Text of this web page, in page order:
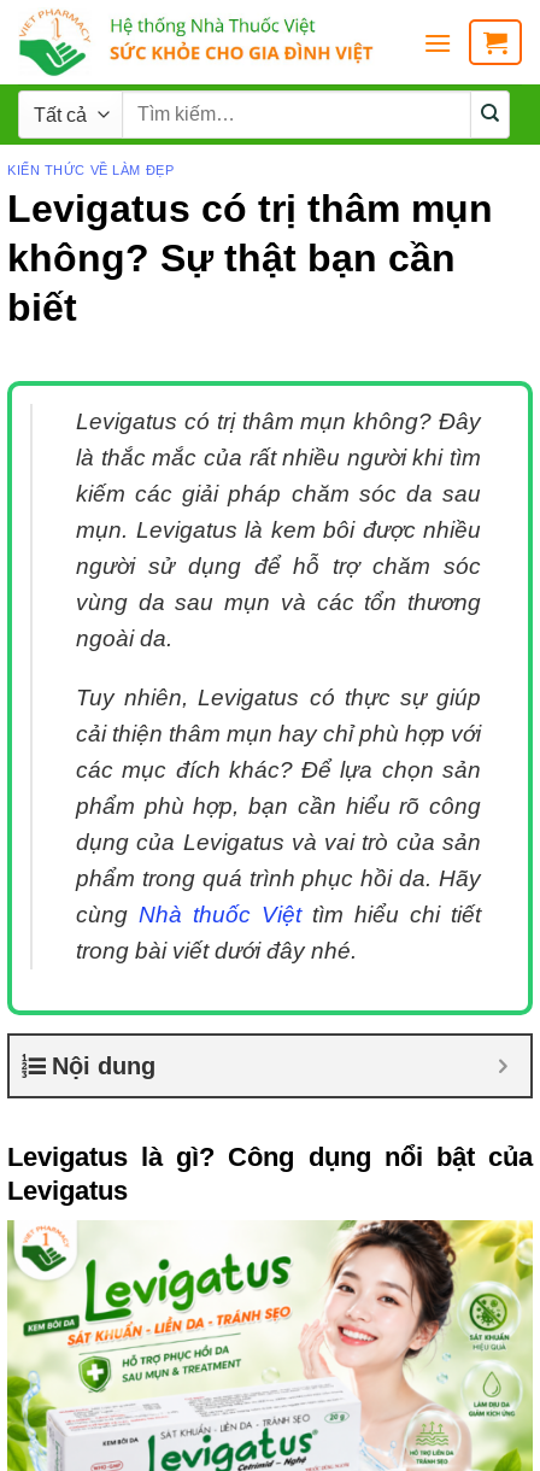
KIẾN THỨC VỀ LÀM ĐẸP
Levigatus có trị thâm mụn
không? Sự thật bạn cần
biết
Levigatus có trị thâm mụn không? Đây
là thắc mắc của rất nhiều người khi tìm
kiếm các giải pháp chăm sóc da sau
mụn. Levigatus là kem bôi được nhiều
người sử dụng để hỗ trợ chăm sóc
vùng da sau mụn và các tổn thương
ngoài da.
Tuy nhiên, Levigatus có thực sự giúp
cải thiện thâm mụn hay chỉ phù hợp với
các mục đích khác? Để lựa chọn sản
phẩm phù hợp, bạn cần hiểu rõ công
dụng của Levigatus và vai trò của sản
phẩm trong quá trình phục hồi da. Hãy
cùng Nhà thuốc Việttìm hiểu chi tiết
trong bài viết dưới đây nhé.
Nội dung
Levigatus là gì? Công dụng nổi bật của
Levigatus